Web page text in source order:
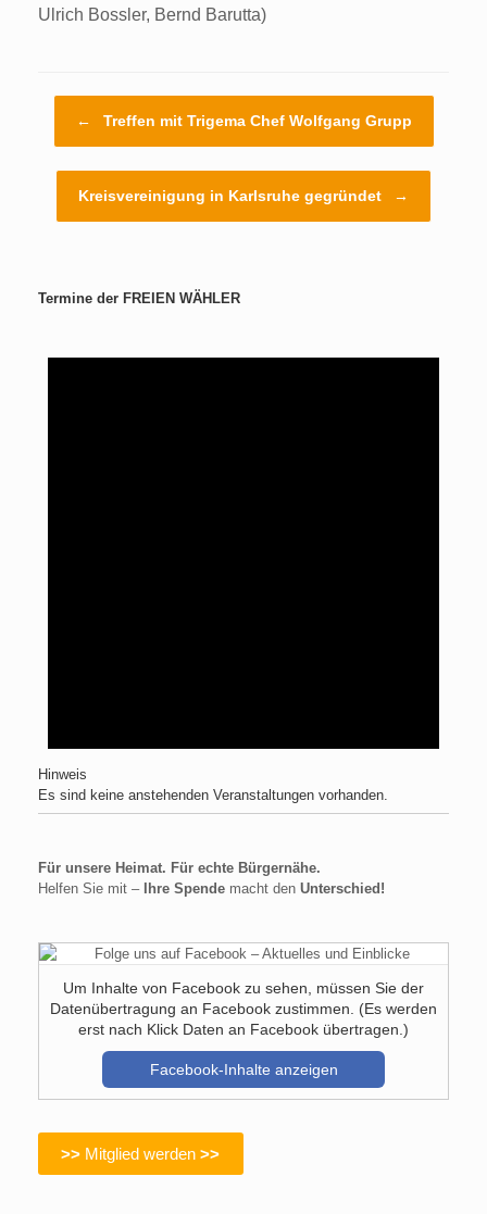
Ulrich Bossler, Bernd Barutta)
← Treffen mit Trigema Chef Wolfgang Grupp
Kreisvereinigung in Karlsruhe gegründet →
Termine der FREIEN WÄHLER
Hinweis
Es sind keine anstehenden Veranstaltungen vorhanden.
Für unsere Heimat. Für echte Bürgernähe.
Helfen Sie mit – Ihre Spende macht den Unterschied!
Um Inhalte von Facebook zu sehen, müssen Sie der
Datenübertragung an Facebook zustimmen. (Es werden
erst nach Klick Daten an Facebook übertragen.)
Facebook-Inhalte anzeigen
>> Mitglied werden>>